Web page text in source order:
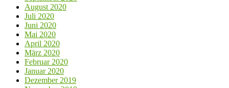
August 2020
Juli 2020
Juni 2020
Mai 2020
April 2020
März 2020
Februar 2020
Januar 2020
Dezember 2019